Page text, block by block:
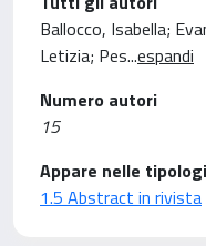
Ballocco, Isabella;
Letizia; Pes...espandi
Numero autori
15
Appare nelle
1.5 Abstract in rivista